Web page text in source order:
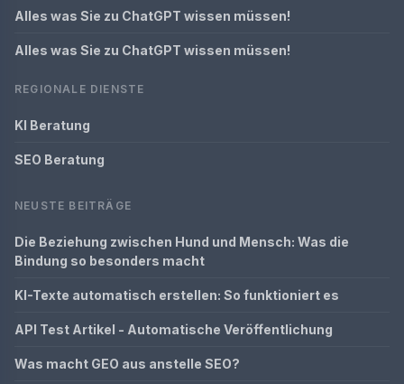
Alles was Sie zu ChatGPT wissen müssen!
Alles was Sie zu ChatGPT wissen müssen!
REGIONALE DIENSTE
KI Beratung
SEO Beratung
NEUSTE BEITRÄGE
Die Beziehung zwischen Hund und Mensch: Was die
Bindung so besonders macht
KI-Texte automatisch erstellen: So funktioniert es
API Test Artikel - Automatische Veröffentlichung
Was macht GEO aus anstelle SEO?